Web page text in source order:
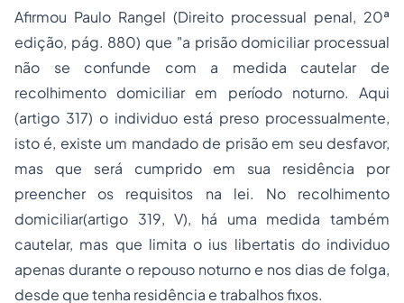
Afirmou Paulo Rangel (Direito processual penal, 20ª
edição, pág. 880) que "a prisão domiciliar processual
não se confunde com a medida cautelar de
recolhimento domiciliar em período noturno. Aqui
(artigo 317) o individuo está preso processualmente,
isto é, existe um mandado de prisão em seu desfavor,
mas que será cumprido em sua residência por
preencher os requisitos na lei. No recolhimento
domiciliar(artigo 319, V), há uma medida também
cautelar, mas que limita o ius libertatisdo individuo
apenas durante o repouso noturno e nos dias de folga,
desde que tenha residência e trabalhos fixos.